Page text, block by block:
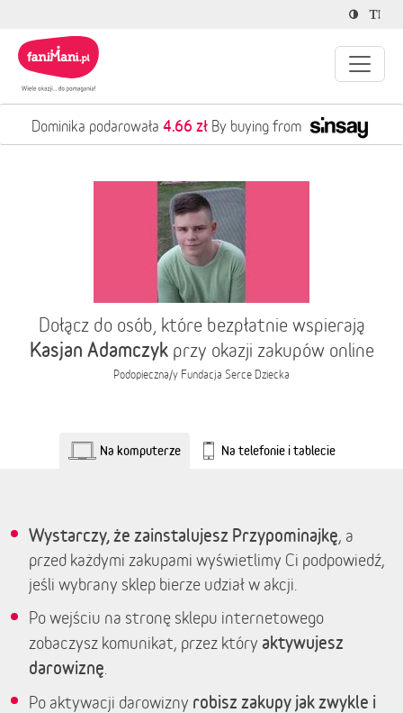
Dominika podarowała 4.66 złBy buying from
Dołącz do osób, które bezpłatnie wspierają
Kasjan Adamczykprzy okazji zakupów online
Podopieczna/y Fundacja Serce Dziecka
Na komputerze Na telefonie i tablecie
Wystarczy, że zainstalujesz Przypominajkę, a
przed każdymi zakupami wyświetlimy Ci podpowiedź,
jeśli wybrany sklep bierze udział w akcji.
Po wejściu na stronę sklepu internetowego
zobaczysz komunikat, przez który aktywujesz
darowiznę
Po aktywacji darowizny robisz zakupy jak zwykle i